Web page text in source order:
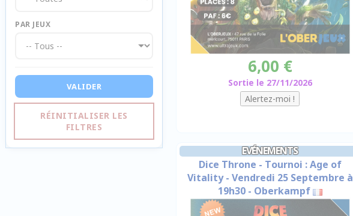
PAR JEUX
VALIDER
RÉINITIALISER LES
FILTRES
6,00 €
Sortie le 27/11/2026
EVÉNEMENTS
Dice Throne - Tournoi : Age of
Vitality - Vendredi 25 Septembre à
19h30 - Oberkampf